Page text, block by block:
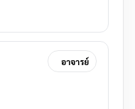
อาจารย์